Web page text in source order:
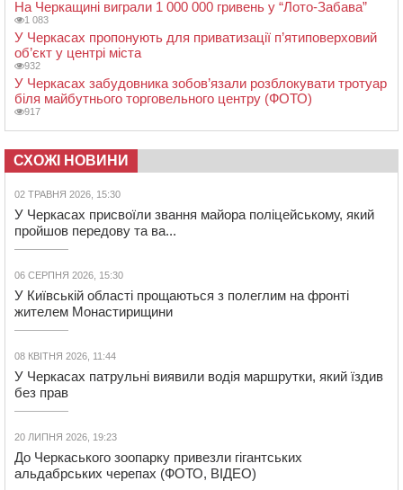
На Черкащині виграли 1 000 000 гривень у “Лото-Забава”
1 083
У Черкасах пропонують для приватизації п’ятиповерховий
об’єкт у центрі міста
932
У Черкасах забудовника зобов’язали розблокувати тротуар
біля майбутнього торговельного центру (ФОТО)
917
СХОЖІ НОВИНИ
02 ТРАВНЯ 2026, 15:30
У Черкасах присвоїли звання майора поліцейському, який
пройшов передову та ва...
06 СЕРПНЯ 2026, 15:30
У Київській області прощаються з полеглим на фронті
жителем Монастирищини
08 КВІТНЯ 2026, 11:44
У Черкасах патрульні виявили водія маршрутки, який їздив
без прав
20 ЛИПНЯ 2026, 19:23
До Черкаського зоопарку привезли гігантських
альдабрських черепах (ФОТО, ВІДЕО)